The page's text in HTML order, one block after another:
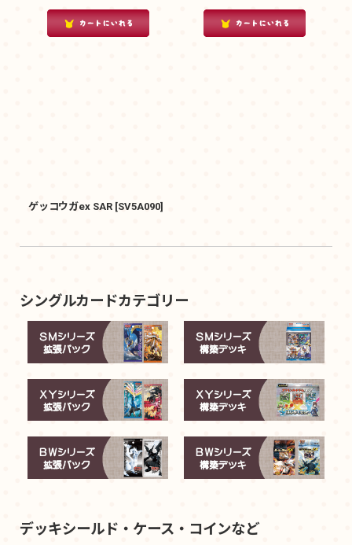
ゲッコウガex SAR [SV5A090]
シングルカードカテゴリー
デッキシールド・ケース・コインなど